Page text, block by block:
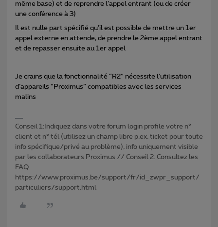
même base) et de reprendre l’appel entrant (ou de créer
une conférence à 3)
Il est nulle part spécifié qu’il est possible de mettre un 1er
appel externe en attende, de prendre le 2ème appel entrant
et de repasser ensuite au 1er appel
Je crains que la fonctionnalité “R2” nécessite l’utilisation
d’appareils “Proximus” compatibles avec les services
malins
Conseil 1:Indiquez dans votre forum login profile votre n°
client et n° tél (utilisez un champ libre p.ex. ticket pour toute
info spécifique/privé au problème), info uniquement visible
par les collaborateurs Proximus // Conseil 2: Consultez les
FAQ
https://www.proximus.be/support/fr/id_zwpr_support/
particuliers/support.html